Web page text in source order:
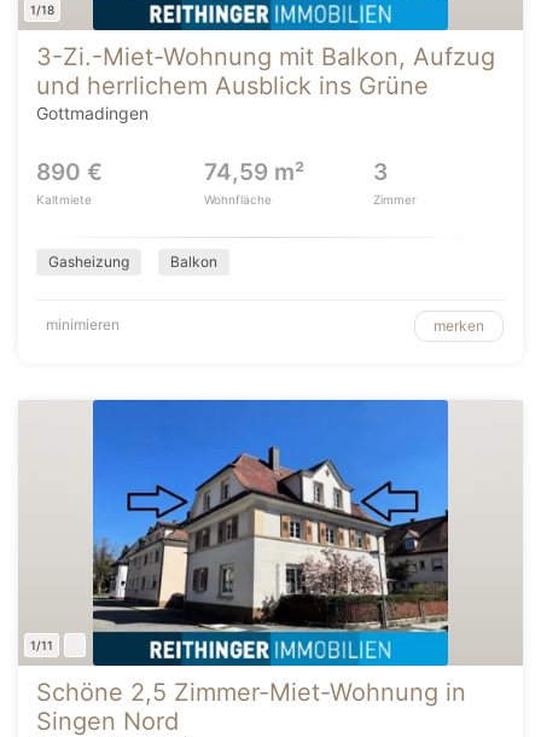
1/18
3-Zi.-Miet-Wohnung mit Balkon, Aufzug
und herrlichem Ausblick ins Grüne
Gottmadingen
890 €
Kaltmiete
74,59 m²
Wohnfläche
3
Zimmer
Gasheizung Balkon
minimieren merken
1/11
Schöne 2,5 Zimmer-Miet-Wohnung in
Singen Nord